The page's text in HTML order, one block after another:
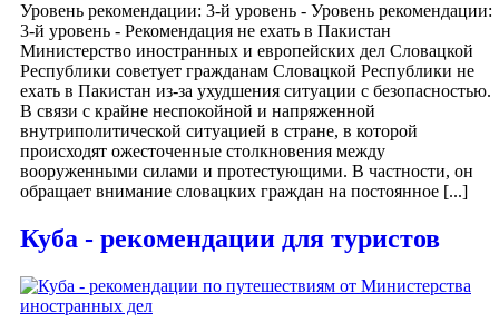
Уровень рекомендации: 3-й уровень - Уровень рекомендации:
3-й уровень - Рекомендация не ехать в Пакистан
Министерство иностранных и европейских дел Словацкой
Республики советует гражданам Словацкой Республики не
ехать в Пакистан из-за ухудшения ситуации с безопасностью.
В связи с крайне неспокойной и напряженной
внутриполитической ситуацией в стране, в которой
происходят ожесточенные столкновения между
вооруженными силами и протестующими. В частности, он
обращает внимание словацких граждан на постоянное [...]
Куба - рекомендации для туристов